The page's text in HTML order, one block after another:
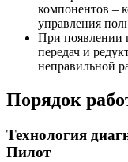
компонентов –
управления
При появлении
передач и
неправильной
Порядок
Технология
Пилот